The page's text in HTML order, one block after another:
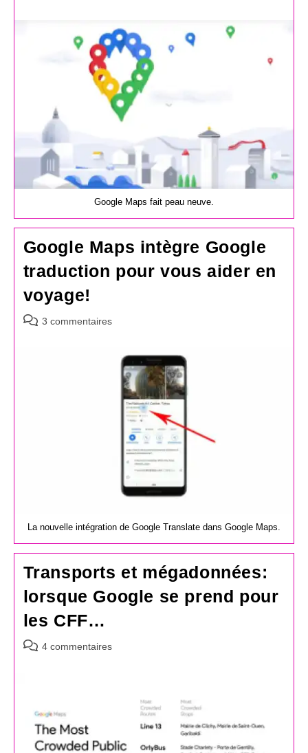
publication :
Google Maps fait peau neuve.
Google Maps intègre Google
traduction pour vous aider en
voyage!
Commentaires
3 commentaires
La nouvelle intégration de Google Translate dans Google Maps.
Transports et mégadonnées:
lorsque Google se prend pour
les CFF…
Commentaires
4 commentaires